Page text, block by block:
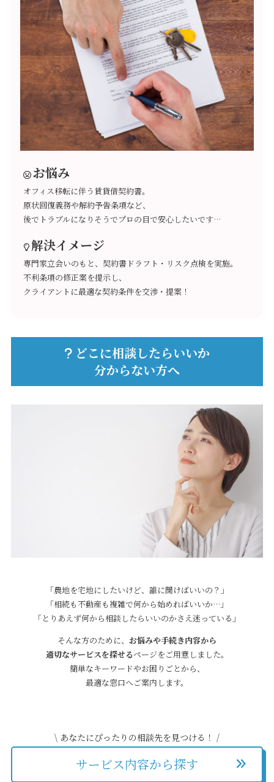
お悩み
オフィス移転に伴う賃貸借契約書。
原状回復義務や解約予告条項など、
後でトラブルになりそうでプロの目で安心したいです…
解決イメージ
専門家立会いのもと、契約書ドラフト・リスク点検を実施。
不利条項の修正案を提示し、
クライアントに最適な契約条件を交渉・提案！
どこに相談したらいいか
分からない方へ
「農地を宅地にしたいけど、誰に聞けばいいの？」
「相続も不動産も複雑で何から始めればいいか…」
「とりあえず何から相談したらいいのかさえ迷っている」
そんな方のために、 お悩みや手続き内容から
適切なサービスを探せるページをご用意しました。
簡単なキーワードやお困りごとから、
最適な窓口へご案内します。
\ あなたにぴったりの相談先を見つける！ /
サービス内容から探す